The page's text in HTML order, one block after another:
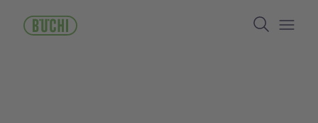
contenido
Search